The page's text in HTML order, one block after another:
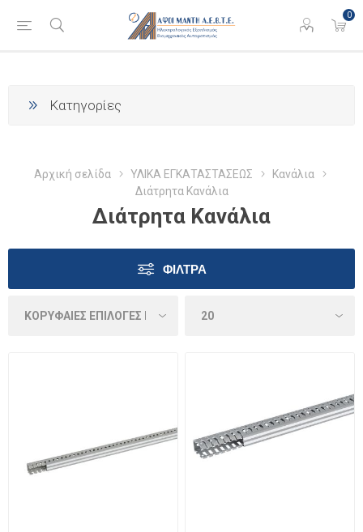
0
Κατηγορίες
Αρχική σελίδα ΥΛΙΚΑ ΕΓΚΑΤΑΣΤΑΣΕΩΣ
Κανάλια
Διάτρητα Κανάλια
Διάτρητα Κανάλια
ΦΊΛΤΡΑ